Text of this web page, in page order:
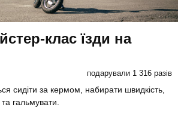
клас їзди на
подарували 1 316 разів
сидіти за кермом, набирати швидкість,
гальмувати.